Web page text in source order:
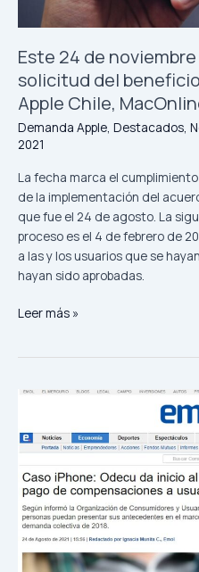
Este 24 de
solicitud del
Apple Chile,
Demanda Apple, Destacados,
2021
La fecha marca el
de la implementación del
que fue el 24 de agosto. La
proceso es el 4 de febrero de
a las y los usuarios que se
hayan sido aprobadas.
beneficio
acuerdo
con
Apple
Chile,
MacOnline
Reifschneider
Leer más »
Caso
Odecu
inicio
al
proceso
de
inscripción